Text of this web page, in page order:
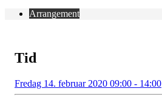
Arrangement
Tid
Fredag 14. februar 2020 09:00 - 14:00